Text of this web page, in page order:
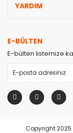
YARDIM
E-BÜLTEN
E-bülten listemize
Copyright 2025